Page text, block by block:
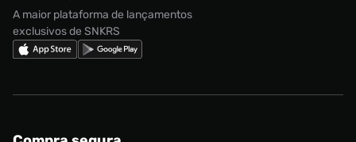
A maior plataforma de lançamentos
exclusivos de SNKRS